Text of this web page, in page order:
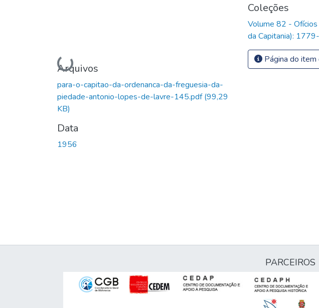
Carregando...
Arquivos
para-o-capitao-da-ordenanca-da-freguesia-da-
piedade-antonio-lopes-de-lavre-145.pdf(99,29
KB)
Data
1956
Coleções
Volume 82 -
da Capitania):
Página do
PARCEIROS